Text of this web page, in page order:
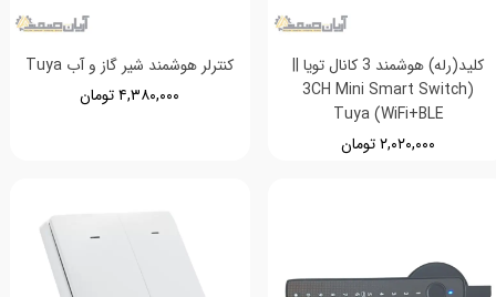
کلید(رله) هوشمند 3 کانال تویا ||
(3CH Mini Smart Switch
Tuya (WiFi+BLE
۲,۰۲۰,۰۰۰ تومان
کنترلر هوشمند شیر گاز و آب Tuya
۴,۳۸۰,۰۰۰ تومان